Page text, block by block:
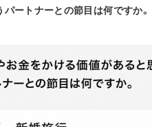
ートナーとの節目は何ですか。